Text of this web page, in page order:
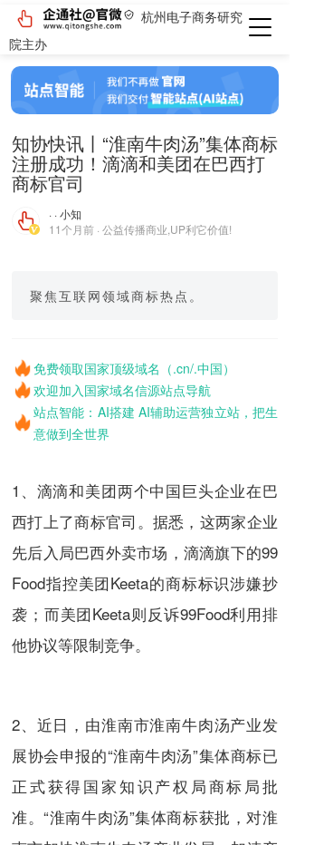
杭州电子商务研究
院主办
知协快讯丨“淮南牛肉汤”集体商标
注册成功！滴滴和美团在巴西打
商标官司
· · 小知
11个月前 · 公益传播商业,UP利它价值!
聚焦互联网领域商标热点。
免费领取国家顶级域名（.cn/.中国）
欢迎加入国家域名信源站点导航
站点智能：AI搭建 AI辅助运营独立站，把生
意做到全世界
1、滴滴和美团两个中国巨头企业在巴
西打上了商标官司。据悉，这两家企业
先后入局巴西外卖市场，滴滴旗下的99
Food指控美团Keeta的商标标识涉嫌抄
袭；而美团Keeta则反诉99Food利用排
他协议等限制竞争。
2、近日，由淮南市淮南牛肉汤产业发
展协会申报的“淮南牛肉汤”集体商标已
正式获得国家知识产权局商标局批
准。“淮南牛肉汤”集体商标获批，对淮